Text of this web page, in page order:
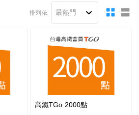
排列依
高鐵TGo 2000點